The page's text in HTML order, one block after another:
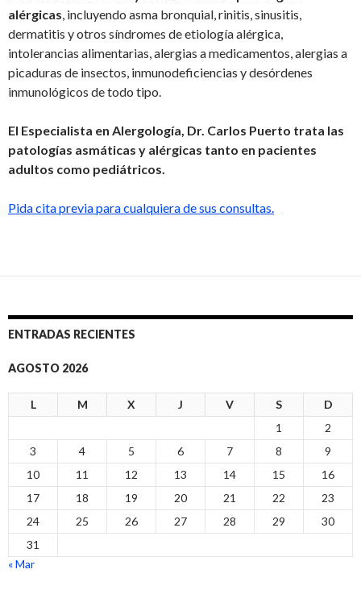
alérgicas , incluyendo asma bronquial, rinitis, sinusitis,
dermatitis y otros síndromes de etiología alérgica,
intolerancias alimentarias, alergias a medicamentos, alergias a
picaduras de insectos, inmunodeficiencias y desórdenes
inmunológicos de todo tipo.
El Especialista en Alergología, Dr. Carlos Puerto trata las
patologías asmáticas y alérgicas tanto en pacientes
adultos como pediátricos.
Pida cita previa para cualquiera de sus consultas.
ENTRADAS RECIENTES
AGOSTO 2026
L M X J V S
D
1
2
3
4 5 6 7 8
9
10
11 12 13 14 15
16
17
18 19 20 21 22
23
24
25 26 27 28 29
30
31
« Mar